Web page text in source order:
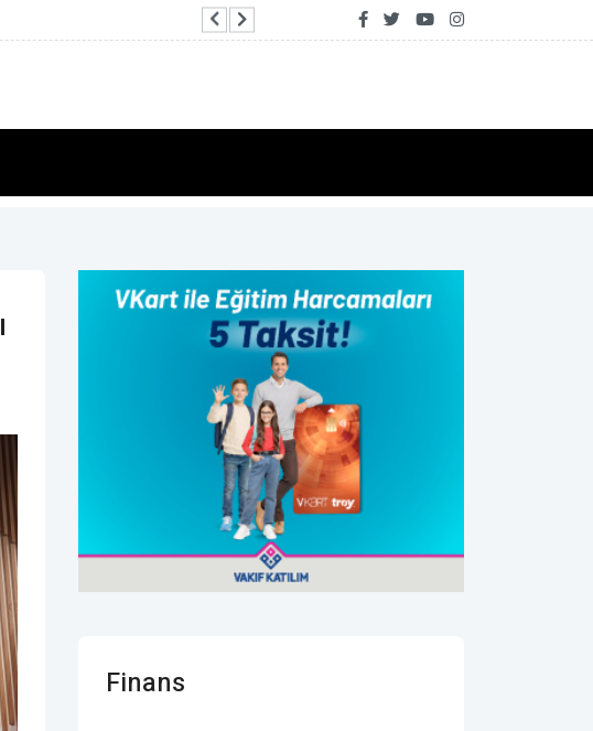
Gaziantep'te çöpten enerji, enerjiden organik
Finans